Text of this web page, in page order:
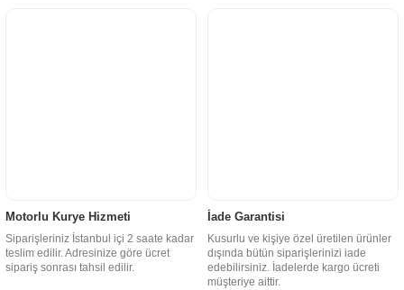
Motorlu Kurye Hizmeti
Siparişleriniz İstanbul içi 2 saate kadar
teslim edilir. Adresinize göre ücret
sipariş sonrası tahsil edilir.
İade Garantisi
Kusurlu ve kişiye özel üretilen ürünler
dışında bütün siparişlerinizi iade
edebilirsiniz. İadelerde kargo ücreti
müşteriye aittir.